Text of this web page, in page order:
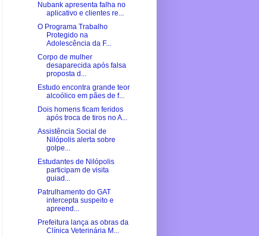
Nubank apresenta falha no
aplicativo e clientes re...
O Programa Trabalho
Protegido na
Adolescência da F...
Corpo de mulher
desaparecida após falsa
proposta d...
Estudo encontra grande teor
alcoólico em pães de f...
Dois homens ficam feridos
após troca de tiros no A...
Assistência Social de
Nilópolis alerta sobre
golpe...
Estudantes de Nilópolis
participam de visita
guiad...
Patrulhamento do GAT
intercepta suspeito e
apreend...
Prefeitura lança as obras da
Clínica Veterinária M...